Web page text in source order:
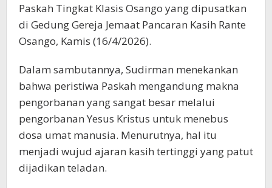
Paskah Tingkat Klasis Osango yang dipusatkan
di Gedung Gereja Jemaat Pancaran Kasih Rante
Osango, Kamis (16/4/2026).
Dalam sambutannya, Sudirman menekankan
bahwa peristiwa Paskah mengandung makna
pengorbanan yang sangat besar melalui
pengorbanan Yesus Kristus untuk menebus
dosa umat manusia. Menurutnya, hal itu
menjadi wujud ajaran kasih tertinggi yang patut
dijadikan teladan.